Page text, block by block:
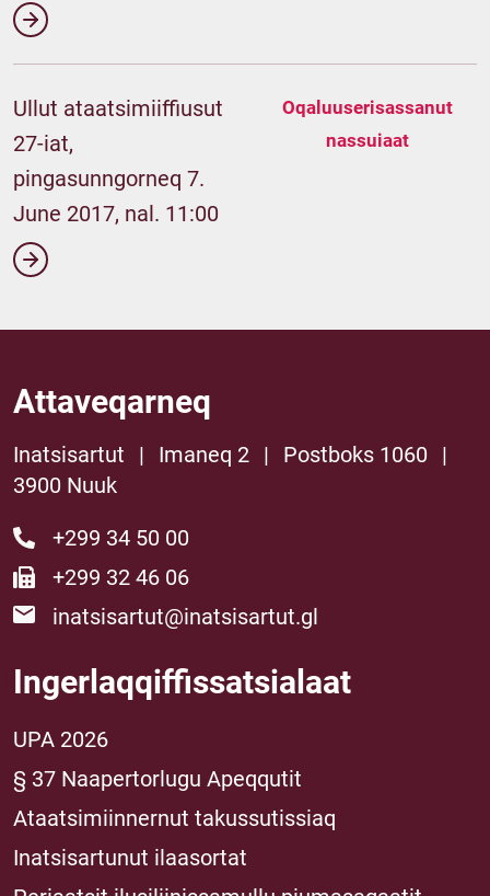
Ullut ataatsimiiffiusut
27-iat,
pingasunngorneq 7.
June 2017, nal. 11:00
Oqaluuserisassanut
nassuiaat
Attaveqarneq
Inatsisartut | Imaneq 2 | Postboks 1060
|
3900 Nuuk
+299 34 50 00
+299 32 46 06
inatsisartut@inatsisartut.gl
Ingerlaqqiffissatsialaat
UPA 2026
§ 37 Naapertorlugu Apeqqutit
Ataatsimiinnernut takussutissiaq
Inatsisartunut ilaasortat